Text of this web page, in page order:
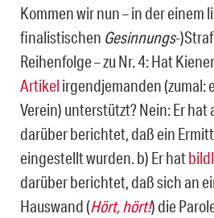
Kommen wir nun – in der einem
finalistischen Gesinnungs-
Reihenfolge – zu Nr. 4: Hat
Artikel irgendjemanden (zumal:
Verein) unterstützt? Nein: Er
darüber berichtet, daß ein
einge­stellt wurden. b) Er hat
darüber berichtet, daß sich an
Hauswand (Hört, hört!) die